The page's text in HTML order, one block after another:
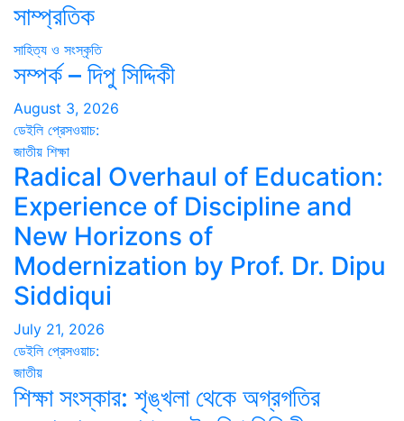
সাম্প্রতিক
সাহিত্য ও সংস্কৃতি
সম্পর্ক – দিপু সিদ্দিকী
August 3, 2026
ডেইলি প্রেসওয়াচ:
জাতীয় শিক্ষা
Radical Overhaul of Education:
Experience of Discipline and
New Horizons of
Modernization by Prof. Dr. Dipu
Siddiqui
July 21, 2026
ডেইলি প্রেসওয়াচ:
জাতীয়
শিক্ষা সংস্কার: শৃঙ্খলা থেকে অগ্রগতির